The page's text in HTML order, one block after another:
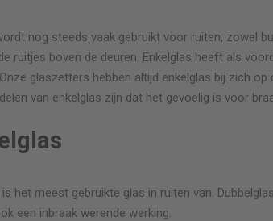
nog steeds vaak gebruikt voor ruiten, zowel
ruitjes boven de deuren. Enkelglas heeft als
glaszetters hebben altijd enkelglas bij zich
van enkelglas zijn dat het gevoelig is voor
is het meest gebruikte glas in ruiten van.
een inbraak werende werking.